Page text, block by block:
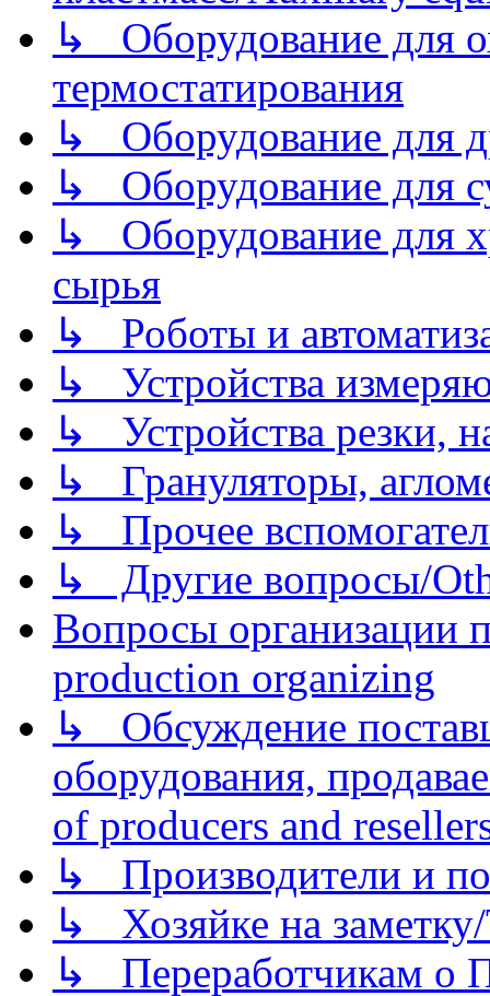
↳ Оборудование для
термостатирования
↳ Оборудование для
↳ Оборудование для
↳ Оборудование для
сырья
↳ Роботы и
↳ Устройства
↳ Устройства резки,
↳ Грануляторы,
↳ Прочее
↳ Другие вопросы/
Вопросы организации
production organizing
↳ Обсуждение
оборудования,
of producers and
↳ Производители и
↳ Хозяйке на
↳ Переработчикам о